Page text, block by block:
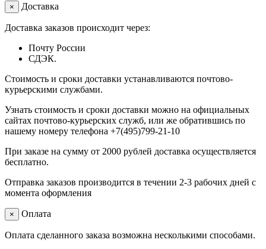
× Доставка
Доставка заказов происходит через:
Почту России
СДЭК.
Стоимость и сроки доставки устанавливаются почтово-
курьерскими службами.
Узнать стоимость и сроки доставки можно на официальных
сайтах почтово-курьерских служб, или же обратившись по
нашему номеру телефона +7(495)799-21-10
При заказе на сумму от 2000 рублей доставка осуществляется
бесплатно.
Отправка заказов производится в течении 2-3 рабочих дней с
момента оформления
× Оплата
Оплата сделанного заказа возможна несколькими способами.